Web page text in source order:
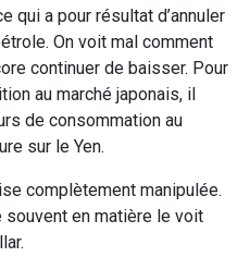
qui a pour résultat d’annuler
On voit mal comment
continuer de baisser. Pour
au marché japonais, il
de consommation au
sur le Yen.
complètement manipulée.
en matière le voit